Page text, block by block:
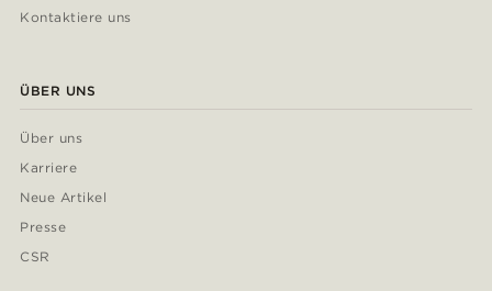
Kontaktiere uns
ÜBER UNS
Über uns
Karriere
Neue Artikel
Presse
CSR